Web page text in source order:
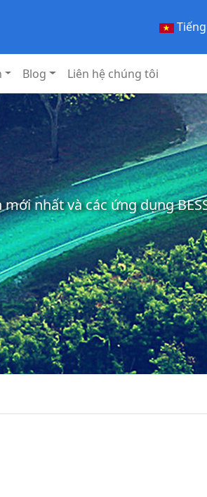
Blog Liên hệ chúng tôi
nhất và các ứng dụng